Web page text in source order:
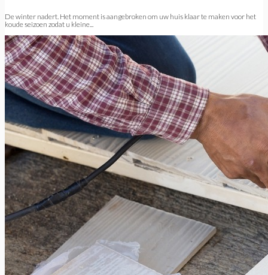
De winter nadert. Het moment is aangebroken om uw huis klaar te maken voor het
koude seizoen zodat u kleine...